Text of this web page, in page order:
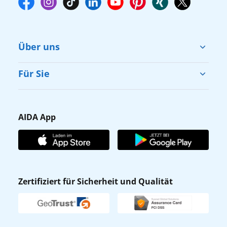
Über uns
Cruise & Help
Karriere
Affiliateprogramm
Verhaltens- & Ethikkodex
Newsletter
Für Sie
Gästefragebogen
AIDA Club
AIDA App
AIDA App
Zertifiziert für Sicherheit und Qualität